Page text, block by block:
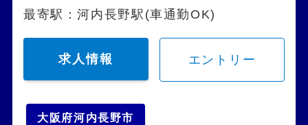
最寄駅：河内長野駅(車通勤OK)
求人情報 エントリー
大阪府河内長野市